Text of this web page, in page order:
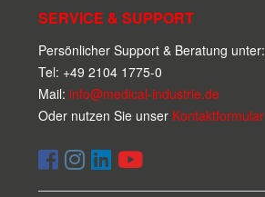
SERVICE & SUPPORT
Persönlicher Support & Beratung unter:
Tel: +49 2104 1775-0
Mail: info@medical-industrie.de
Oder nutzen Sie unser Kontaktformular